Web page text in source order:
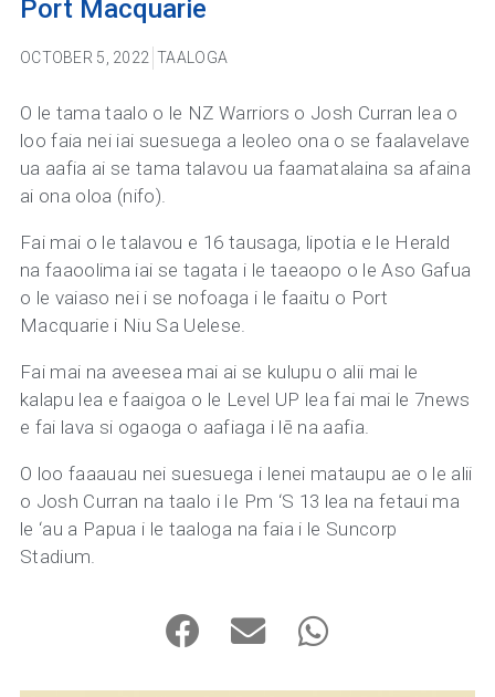
Port Macquarie
OCTOBER 5, 2022 TAALOGA
O le tama taalo o le NZ Warriors o Josh Curran lea o
loo faia nei iai suesuega a leoleo ona o se faalavelave
ua aafia ai se tama talavou ua faamatalaina sa afaina
ai ona oloa (nifo).
Fai mai o le talavou e 16 tausaga, lipotia e le Herald
na faaoolima iai se tagata i le taeaopo o le Aso Gafua
o le vaiaso nei i se nofoaga i le faaitu o Port
Macquarie i Niu Sa Uelese.
Fai mai na aveesea mai ai se kulupu o alii mai le
kalapu lea e faaigoa o le Level UP lea fai mai le 7news
e fai lava si ogaoga o aafiaga i lē na aafia.
O loo faaauau nei suesuega i lenei mataupu ae o le alii
o Josh Curran na taalo i le Pm ‘S 13 lea na fetaui ma
le ‘au a Papua i le taaloga na faia i le Suncorp
Stadium.